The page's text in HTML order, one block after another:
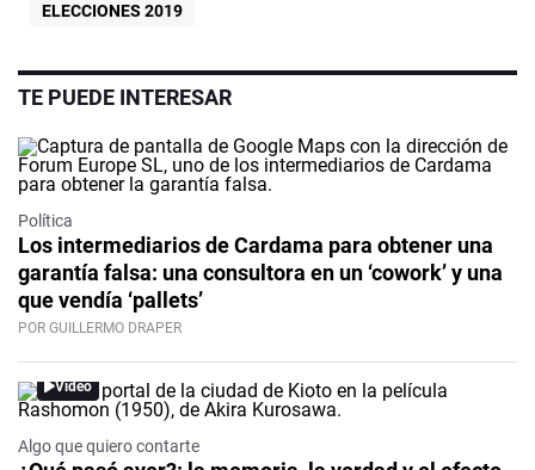
ELECCIONES 2019
TE PUEDE INTERESAR
Política
Los intermediarios de Cardama para obtener una
garantía falsa: una consultora en un ‘cowork’ y una
que vendía ‘pallets’
POR GUILLERMO DRAPER
Video
Algo que quiero contarte